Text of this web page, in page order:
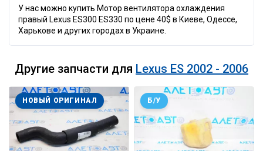
У нас можно купить Мотор вентилятора охлаждения
правый Lexus ES300 ES330 по цене 40$ в Киеве, Одессе,
Харькове и других городах в Украине.
Другие запчасти для Lexus ES 2002 - 2006
НОВЫЙ ОРИГИНАЛ Б/У